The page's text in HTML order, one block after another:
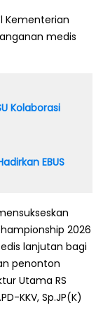
Kementerian
medis
Kolaborasi
EBUS
2026
lanjutan bagi
penonton
Utama RS
KKV, Sp.JP(K)